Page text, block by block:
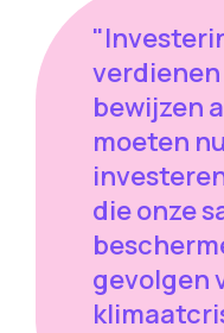
bewijzen
moeten
die onze
gevolgen